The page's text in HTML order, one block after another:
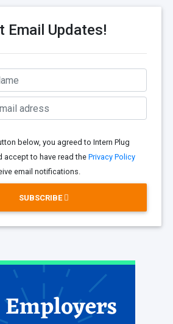
Email Updates!
below, you agreed to Intern Plug
accept to have read the Privacy Policy
email notifications.
SUBSCRIBE